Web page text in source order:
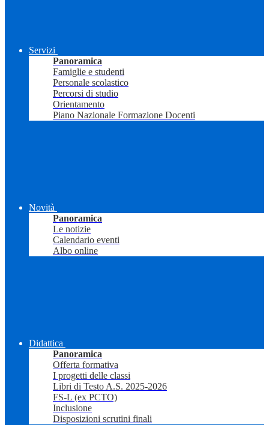
Servizi
Panoramica
Famiglie e studenti
Personale scolastico
Percorsi di studio
Orientamento
Piano Nazionale Formazione Docenti
Novità
Panoramica
Le notizie
Calendario eventi
Albo online
Didattica
Panoramica
Offerta formativa
I progetti delle classi
Libri di Testo A.S. 2025-2026
FS-L (ex PCTO)
Inclusione
Disposizioni scrutini finali